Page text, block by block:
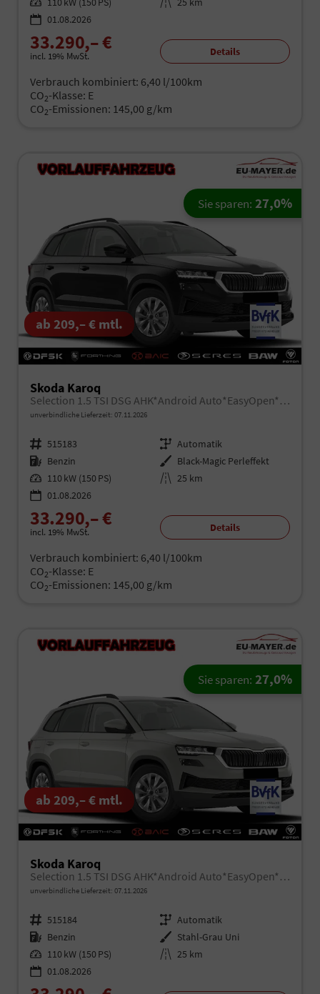
01.08.2026
33.290,– €
incl. 19% MwSt. Details
Verbrauch kombiniert: 6,40 l/100km
CO2-Klasse: E
CO2-Emissionen: 145,00 g/km
ab 209,– € mtl.
Skoda Karoq
Selection 1.5 TSI DSG AHK*Android Auto*EasyOpen*ACC*SHZ*Kamera*Keyless*PDC v/h*Klimaauto*SUNSET*LED
unverbindliche Lieferzeit: 07.11.2026
Fahrzeugnr. 515183 Getriebe Automatik
Kraftstoff Benzin Außenfarbe Black-Magic Perleffekt
Leistung 110 kW (150 PS) Kilometerstand 25 km
01.08.2026
33.290,– €
incl. 19% MwSt.
Sie sparen: 27,0%
Details
Verbrauch kombiniert: 6,40 l/100km
CO2-Klasse: E
CO2-Emissionen: 145,00 g/km
ab 209,– € mtl.
Skoda Karoq
Selection 1.5 TSI DSG AHK*Android Auto*EasyOpen*ACC*SHZ*Kamera*Keyless*PDC v/h*Klimaauto*SUNSET*LED
unverbindliche Lieferzeit: 07.11.2026
Fahrzeugnr. 515184 Getriebe Automatik
Kraftstoff Benzin Außenfarbe Stahl-Grau Uni
Leistung 110 kW (150 PS) Kilometerstand 25 km
01.08.2026
Sie sparen: 27,0%